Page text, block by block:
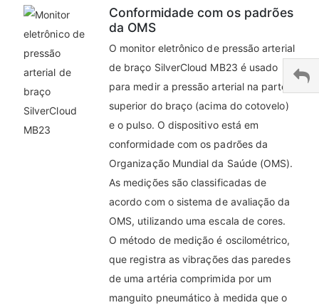
Conformidade com os padrões
da OMS
O monitor eletrônico de pressão arterial
de braço SilverCloud MB23 é usado
para medir a pressão arterial na parte
superior do braço (acima do cotovelo)
e o pulso. O dispositivo está em
conformidade com os padrões da
Organização Mundial da Saúde (OMS).
As medições são classificadas de
acordo com o sistema de avaliação da
OMS, utilizando uma escala de cores.
O método de medição é oscilométrico,
que registra as vibrações das paredes
de uma artéria comprimida por um
manguito pneumático à medida que o